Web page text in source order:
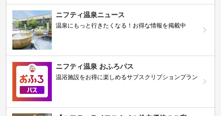
ニフティ温泉ニュース
温泉にもっと行きたくなる！お得な情報を掲載中
ニフティ温泉 おふろパス
温浴施設をお得に楽しめるサブスクリプションプラン